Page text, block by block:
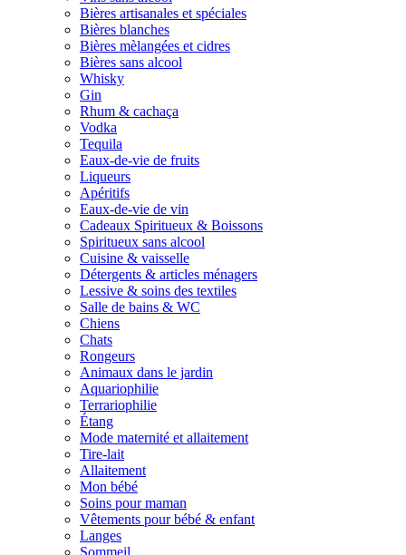
Bières artisanales et spéciales
Bières blanches
Bières mèlangées et cidres
Bières sans alcool
Whisky
Gin
Rhum & cachaça
Vodka
Tequila
Eaux-de-vie de fruits
Liqueurs
Apéritifs
Eaux-de-vie de vin
Cadeaux Spiritueux & Boissons
Spiritueux sans alcool
Cuisine & vaisselle
Détergents & articles ménagers
Lessive & soins des textiles
Salle de bains & WC
Chiens
Chats
Rongeurs
Animaux dans le jardin
Aquariophilie
Terrariophilie
Étang
Mode maternité et allaitement
Tire-lait
Allaitement
Mon bébé
Soins pour maman
Vêtements pour bébé & enfant
Langes
Sommeil